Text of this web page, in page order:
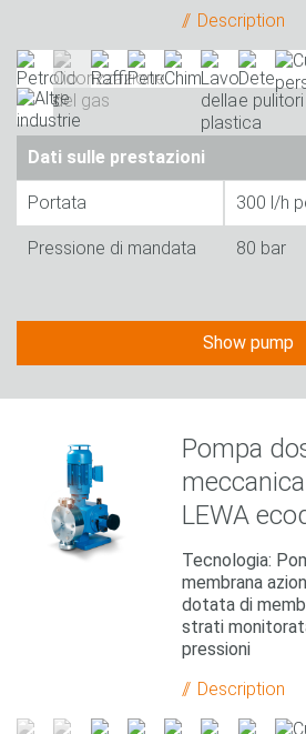
Description
Dati sulle prestazioni
Portata 300 l/h
Pressione di mandata 80 bar
Show pump
Pompa
LEWA
Tecnologia:
membrana
dotata di
strati
pressioni
Description